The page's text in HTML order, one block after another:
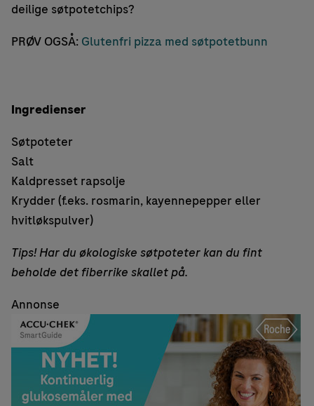
deilige søtpotetchips?
PRØV OGSÅ: Glutenfri pizza med søtpotetbunn
Ingredienser
Søtpoteter
Salt
Kaldpresset rapsolje
Krydder (f.eks. rosmarin, kayennepepper eller
hvitløkspulver)
Tips! Har du økologiske søtpoteter kan du fint
beholde det fiberrike skallet på.
Annonse